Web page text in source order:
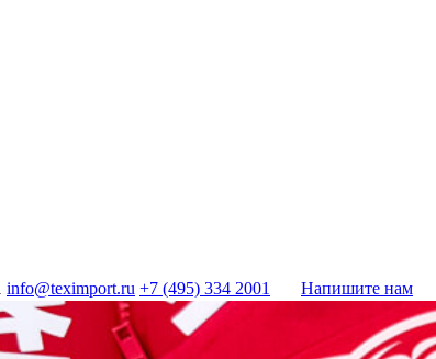
info@teximport.ru +7 (495) 334 2001 Напишите нам